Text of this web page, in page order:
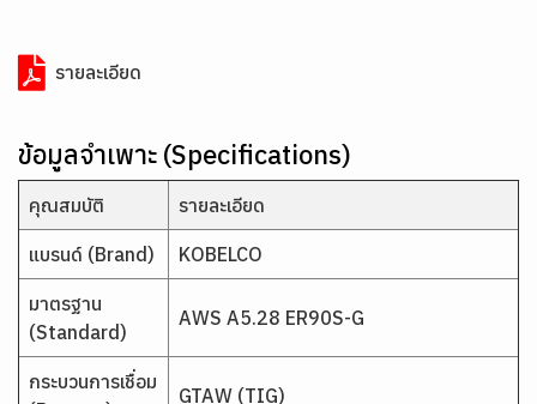
รายละเอียด
ข้อมูลจำเพาะ (Specifications)
คุณสมบัติ รายละเอียด
แบรนด์ (Brand) KOBELCO
มาตรฐาน
(Standard)
AWS A5.28 ER90S-G
กระบวนการเชื่อม
GTAW (TIG)